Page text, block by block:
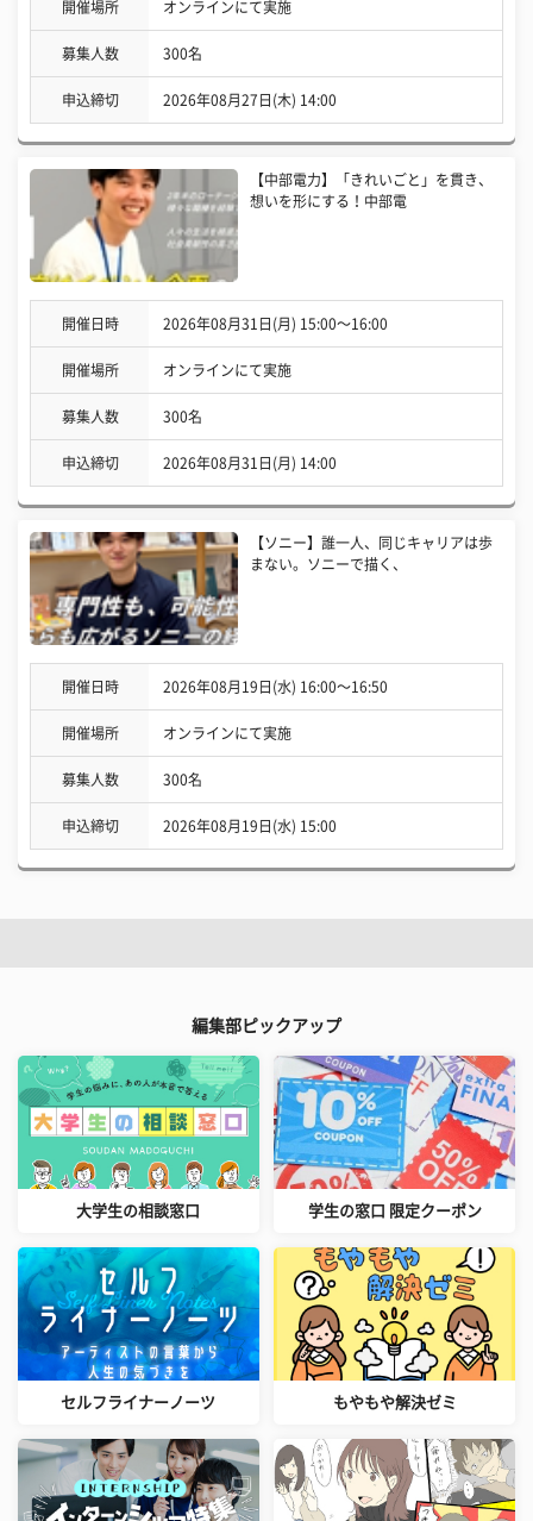
開催場所 オンラインにて実施
募集人数 300名
申込締切 2026年08月27日(木) 14:00
【中部電力】「きれいごと」を貫き、
想いを形にする！中部電
開催日時 2026年08月31日(月) 15:00〜16:00
開催場所 オンラインにて実施
募集人数 300名
申込締切 2026年08月31日(月) 14:00
【ソニー】誰一人、同じキャリアは歩
まない。ソニーで描く、
開催日時 2026年08月19日(水) 16:00〜16:50
開催場所 オンラインにて実施
募集人数 300名
申込締切 2026年08月19日(水) 15:00
編集部ピックアップ
大学生の相談窓口 学生の窓口 限定クーポン
セルフライナーノーツ もやもや解決ゼミ